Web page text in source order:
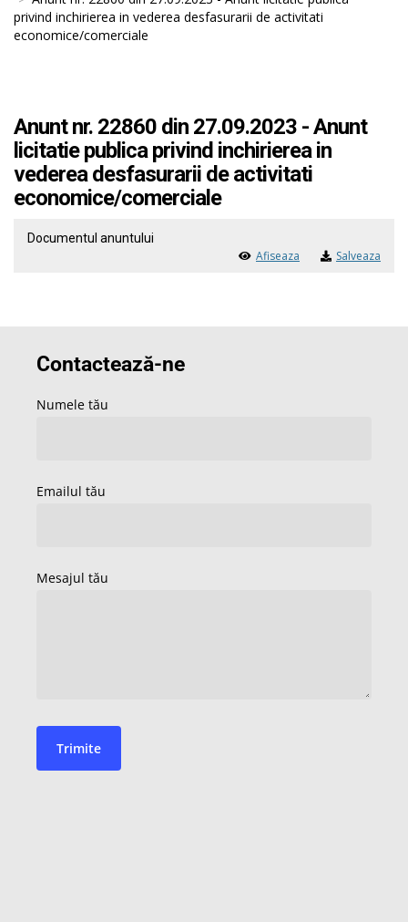
privind inchirierea in vederea desfasurarii de activitati
economice/comerciale
Anunt nr. 22860 din 27.09.2023 - Anunt
licitatie publica privind inchirierea in
vederea desfasurarii de activitati
economice/comerciale
Documentul anuntului
Afiseaza Salveaza